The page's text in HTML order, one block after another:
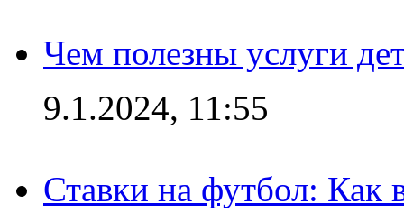
Чем полезны услуги
9.1.2024, 11:55
Ставки на футбол: Как